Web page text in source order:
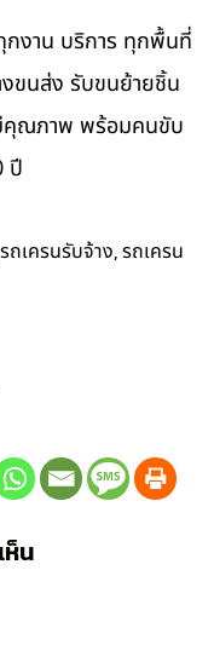
กงาน บริการ ทุกพื้นที่
งขนส่ง รับขนย้ายชิ้น
คุณภาพ พร้อมคนขับ
ปี
รถเครนรับจ้าง,รถเครน
น